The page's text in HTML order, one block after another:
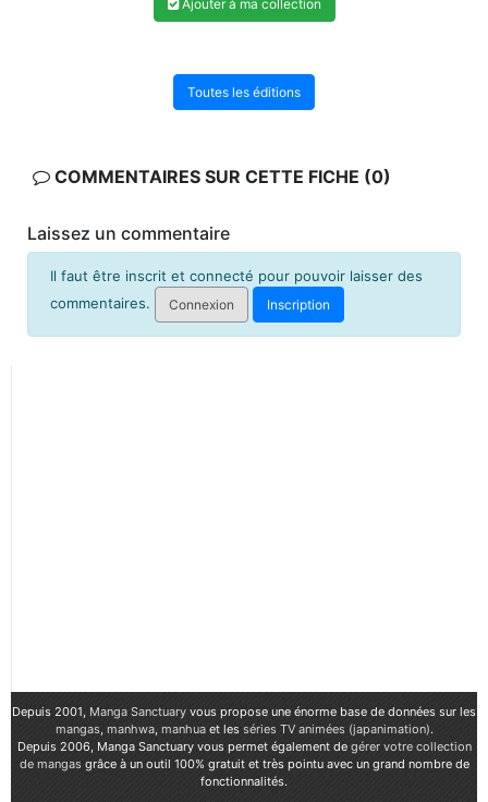
Ajouter à ma collection
Toutes les éditions
COMMENTAIRES SUR CETTE FICHE (0)
Laissez un commentaire
Il faut être inscrit et connecté pour pouvoir laisser des
commentaires.
Connexion Inscription
Depuis 2001, Manga Sanctuary vous propose une énorme base de données sur les
mangas, manhwa, manhuaet les séries TV animées (japanimation).
Depuis 2006, Manga Sanctuary vous permet également de gérer votre collection
de mangasgrâce à un outil 100% gratuit et très pointu avec un grand nombre de
fonctionnalités.